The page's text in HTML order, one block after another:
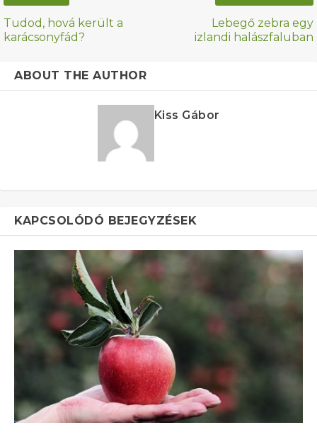
Tudod, hová került a
karácsonyfád?
Lebegő zebra egy
izlandi halászfaluban
ABOUT THE AUTHOR
Kiss Gábor
KAPCSOLÓDÓ BEJEGYZÉSEK